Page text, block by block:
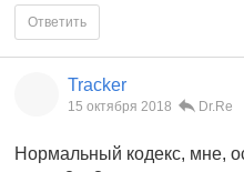
Ответить
Tracker
15 октября 2018 Dr.Re
Нормальный кодекс, мне,